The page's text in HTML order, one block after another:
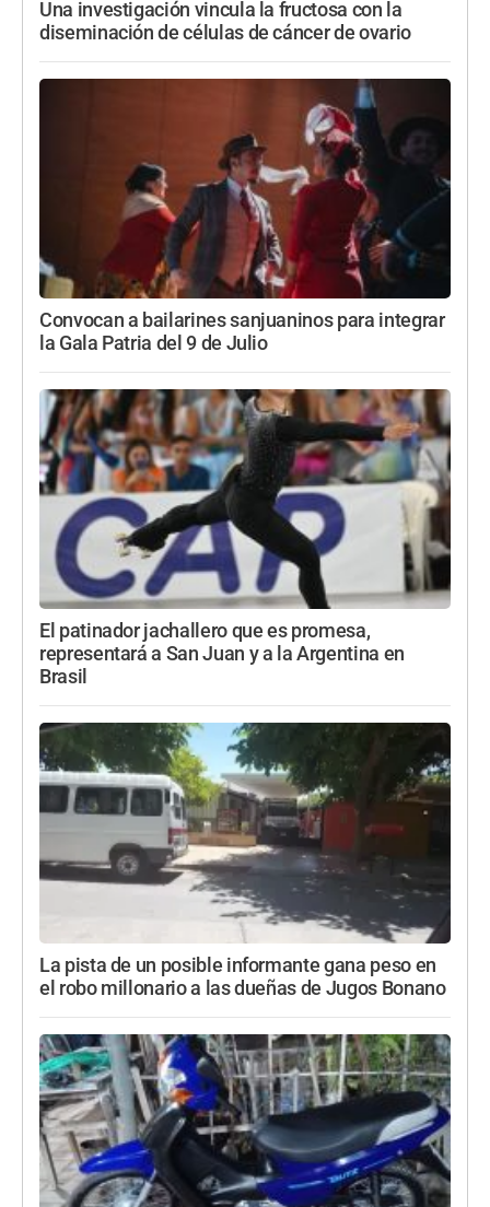
Una investigación vincula la fructosa con la
diseminación de células de cáncer de ovario
Convocan a bailarines sanjuaninos para integrar
la Gala Patria del 9 de Julio
El patinador jachallero que es promesa,
representará a San Juan y a la Argentina en
Brasil
La pista de un posible informante gana peso en
el robo millonario a las dueñas de Jugos Bonano